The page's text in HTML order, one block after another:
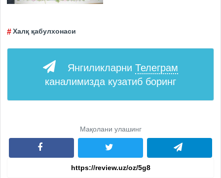
Халқ қабулхонаси
Янгиликларни Телеграм
каналимизда кузатиб боринг
Мақолани улашинг